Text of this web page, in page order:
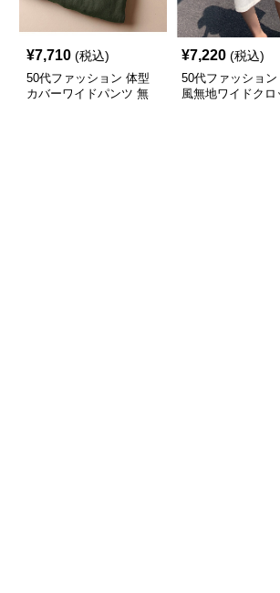
¥7,710 (税込)
50代ファッション 体型
カバーワイドパンツ 無
¥7,220 (税込)
50代ファッション
風無地ワイドクロ